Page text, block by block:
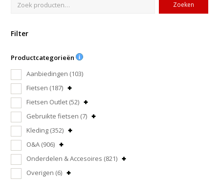
Zoeken
Filter
Productcategorieën
Aanbiedingen (103)
Fietsen (187)
Fietsen Outlet (52)
Gebruikte fietsen (7)
Kleding (352)
O&A (906)
Onderdelen & Accesoires (821)
Overigen (6)